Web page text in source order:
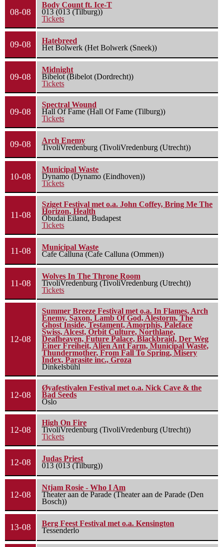
08-08
Body Count ft. Ice-T
013 (013 (Tilburg))
Tickets
09-08
Hatebreed
Het Bolwerk (Het Bolwerk (Sneek))
09-08
Midnight
Bibelot (Bibelot (Dordrecht))
Tickets
09-08
Spectral Wound
Hall Of Fame (Hall Of Fame (Tilburg))
Tickets
09-08
Arch Enemy
TivoliVredenburg (TivoliVredenburg (Utrecht))
10-08
Municipal Waste
Dynamo (Dynamo (Eindhoven))
Tickets
11-08
Sziget Festival met o.a. John Coffey, Bring Me The
Horizon, Health
Óbudai Eiland, Budapest
Tickets
11-08
Municipal Waste
Cafe Calluna (Cafe Calluna (Ommen))
11-08
Wolves In The Throne Room
TivoliVredenburg (TivoliVredenburg (Utrecht))
Tickets
12-08
Summer Breeze Festival met o.a. In Flames, Arch
Enemy, Saxon, Lamb Of God, Alestorm, The
Ghost Inside, Testament, Amorphis, Paleface
Swiss, Alcest, Orbit Culture, Northlane,
Deafheaven, Future Palace, Blackbraid, Der Weg
Einer Freiheit, Alien Ant Farm, Municipal Waste,
Thundermother, From Fall To Spring, Misery
Index, Parasite inc., Groza
Dinkelsbühl
12-08
Øyafestivalen Festival met o.a. Nick Cave & the
Bad Seeds
Oslo
12-08
High On Fire
TivoliVredenburg (TivoliVredenburg (Utrecht))
Tickets
12-08
Judas Priest
013 (013 (Tilburg))
12-08
Ntjam Rosie - Who I Am
Theater aan de Parade (Theater aan de Parade (Den
Bosch))
13-08
Berg Feest Festival met o.a. Kensington
Tessenderlo